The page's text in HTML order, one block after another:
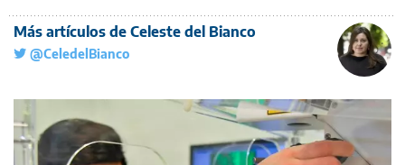
Más artículos de Celeste del Bianco
@CeledelBianco